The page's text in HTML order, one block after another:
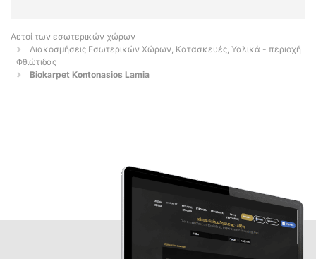
Αετοί των εσωτερικών χώρων
Διακοσμήσεις Εσωτερικών Χώρων, Κατασκευές, Υαλικά - περιοχή
Φθιώτιδας
Biokarpet Kontonasios Lamia